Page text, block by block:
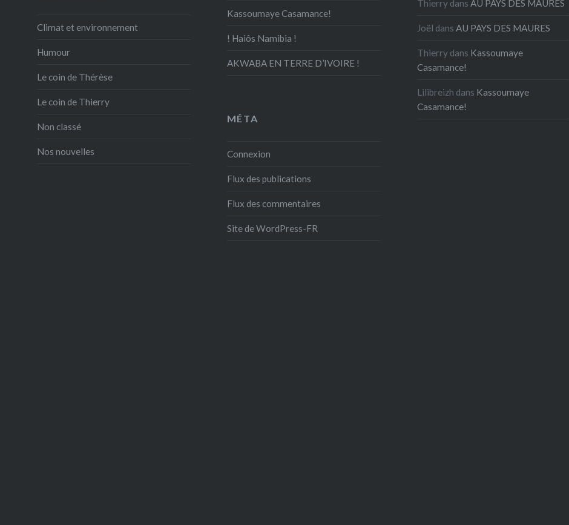
Kassoumaye Casamance!
! Haiôs Namibia !
AKWABA EN TERRE D’IVOIRE !
Thierry dansAU PAYS DES MAURES
Joël dansAU PAYS DES MAURES
Thierry dans Kassoumaye
Casamance!
Lilibreizh dans Kassoumaye
Casamance!
Climat et environnement
Humour
Le coin de Thérèse
Le coin de Thierry
Non classé
Nos nouvelles
MÉTA
Connexion
Flux des publications
Flux des commentaires
Site de WordPress-FR